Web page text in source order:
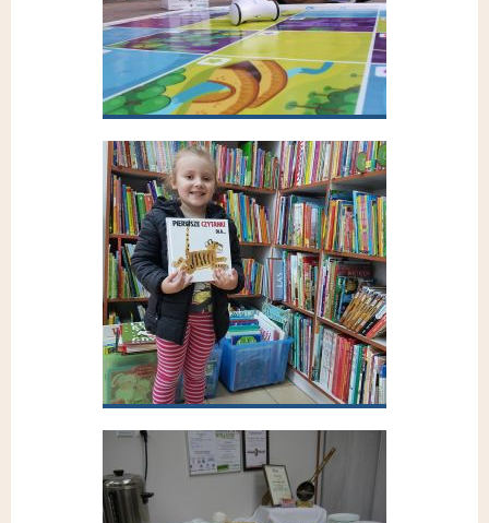
Przejdź do galerii
Dzień dziecka 2019
Przejdź do galerii